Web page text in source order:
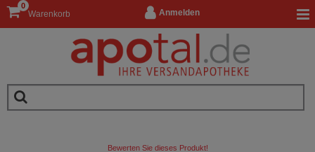
Anmelden
Warenkorb
0
Bewerten Sie dieses Produkt!